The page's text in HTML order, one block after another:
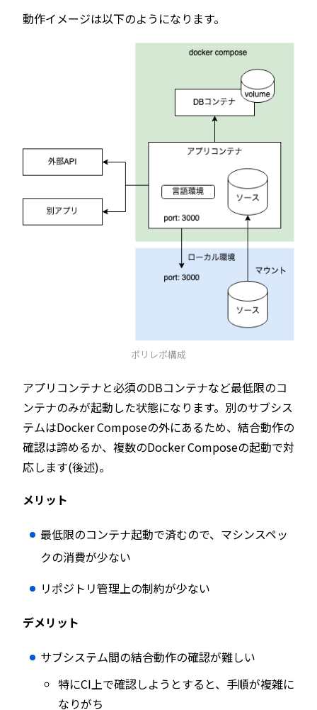
動作イメージは以下のようになります。
ポリレポ構成
アプリコンテナと必須のDBコンテナなど最低限のコ
ンテナのみが起動した状態になります。別のサブシス
テムはDocker Composeの外にあるため、結合動作の
確認は諦めるか、複数のDocker Composeの起動で対
応します(後述)。
メリット
最低限のコンテナ起動で済むので、マシンスペッ
クの消費が少ない
リポジトリ管理上の制約が少ない
デメリット
サブシステム間の結合動作の確認が難しい
特にCI上で確認しようとすると、手順が複雑に
なりがち